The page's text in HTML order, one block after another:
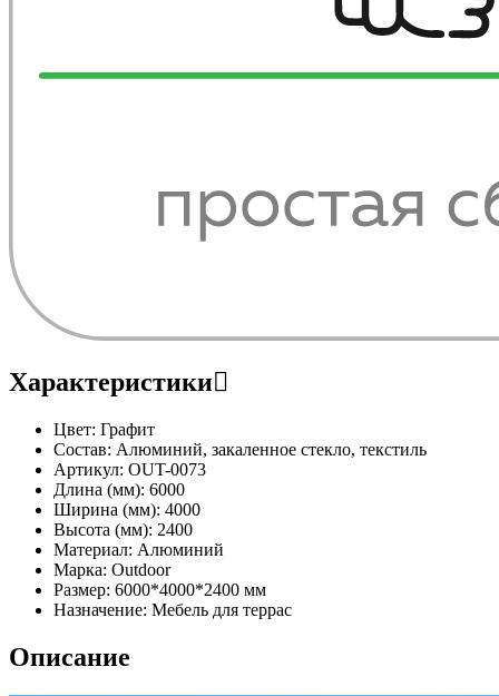
Характеристики
Цвет: Графит
Состав: Алюминий, закаленное стекло, текстиль
Артикул: OUT-0073
Длина (мм): 6000
Ширина (мм): 4000
Высота (мм): 2400
Материал: Алюминий
Марка: Outdoor
Размер: 6000*4000*2400 мм
Назначение: Мебель для террас
Описание